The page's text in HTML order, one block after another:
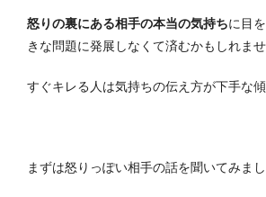
怒りの裏にある相手の本当の気持ちに目
きな問題に発展しなくて済むかもしれませ
すぐキレる人は気持ちの伝え方が下手な傾
まずは怒りっぽい相手の話を聞いてみまし